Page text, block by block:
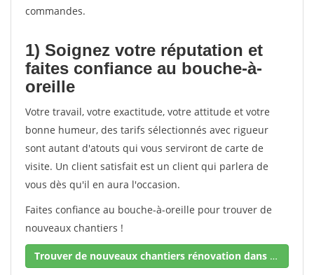
commandes.
1) Soignez votre réputation et
faites confiance au bouche-à-
oreille
Votre travail, votre exactitude, votre attitude et votre
bonne humeur, des tarifs sélectionnés avec rigueur
sont autant d'atouts qui vous serviront de carte de
visite. Un client satisfait est un client qui parlera de
vous dès qu'il en aura l'occasion.
Faites confiance au bouche-à-oreille pour trouver de
nouveaux chantiers !
Trouver de nouveaux chantiers rénovation dans votre secteur !